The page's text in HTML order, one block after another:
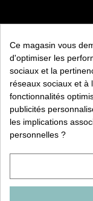
Vous pouvez vous
pour cela nos
d'utilisation du site.
RETROUVEZ
SOCIAUX :
Ce magasin vous
d'optimiser les
sociaux et la
réseaux sociaux et à
fonctionnalités
publicités
les implications
personnelles ?